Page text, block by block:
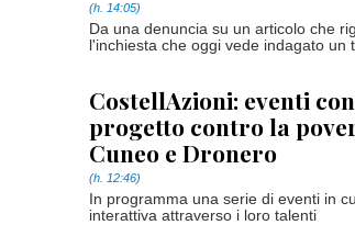
(h. 14:05)
Da una denuncia su un articolo che
l'inchiesta che oggi vede indagato un
CostellAzioni: eventi
progetto contro la
Cuneo e Dronero
(h. 12:46)
In programma una serie di eventi in
interattiva attraverso i loro talenti